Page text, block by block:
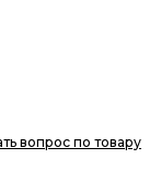
вопроспо товару